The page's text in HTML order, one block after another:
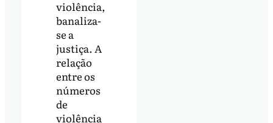
violência,
banaliza-
se a
justiça. A
relação
entre os
números
de
violência